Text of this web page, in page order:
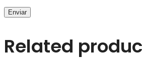
Related